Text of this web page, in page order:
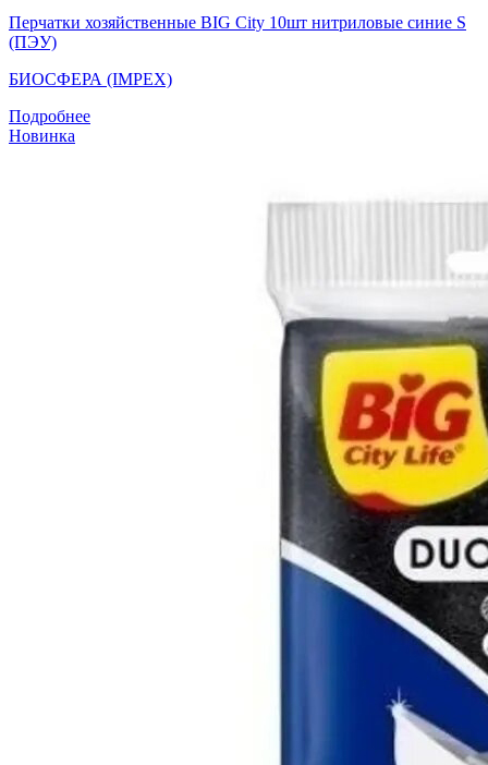
Перчатки хозяйственные BIG City 10шт нитриловые синие S
(ПЭУ)
БИОСФЕРА (IMPEX)
Подробнее
Новинка